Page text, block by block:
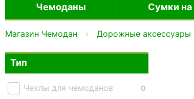
Чемоданы Сумки на
Магазин Чемодан Дорожные аксессуары
Тип
0
Чехлы для чемоданов